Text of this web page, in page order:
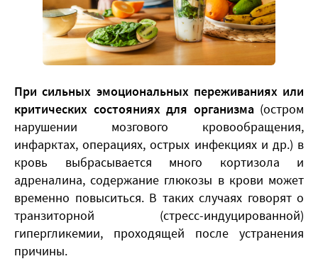
При сильных эмоциональных переживаниях или
критических состояниях для организма(остром
нарушении мозгового кровообращения,
инфарктах, операциях, острых инфекциях и др.) в
кровь выбрасывается много кортизола и
адреналина, содержание глюкозы в крови может
временно повыситься. В таких случаях говорят о
транзиторной (стресс-индуцированной)
гипергликемии, проходящей после устранения
причины.